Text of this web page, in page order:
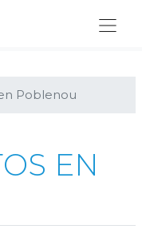
Poblenou
EN